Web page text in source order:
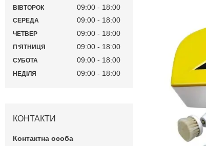
ВІВТОРОК 09:00 18:00
СЕРЕДА 09:00 18:00
ЧЕТВЕР 09:00 18:00
ПʼЯТНИЦЯ 09:00 18:00
СУБОТА 09:00 18:00
НЕДІЛЯ 09:00 18:00
КОНТАКТИ